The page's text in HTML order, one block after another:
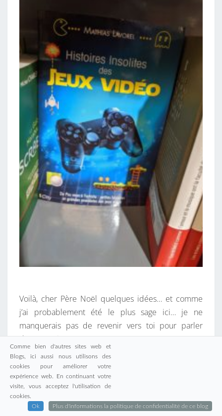
Voilà, cher Père Noël quelques idées… et comme
j’ai probablement été le plus sage ici… je ne
manquerais pas de revenir vers toi pour parler
d’autres sujets !
Vous aimerez aussi
Comme bien d'autres sites web et
Blogs, ici aussi nous utilisons des
cookies pour améliorer votre
expérience web. En continuant votre
visite, vous acceptez l'utilisation de
cookies.
Ok
Plus d'informations la politique de confidentialité de ce blog